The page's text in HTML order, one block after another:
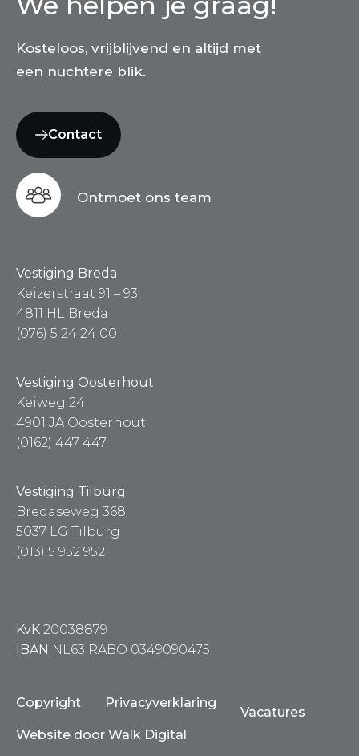
Kosteloos, vrijblijvend en altijd met
een nuchtere blik.
Contact
Ontmoet ons team
Vestiging Breda
Keizerstraat 91 – 93
4811 HL Breda
(076) 5 24 24 00
Vestiging Oosterhout
Keiweg 24
4901 JA Oosterhout
(0162) 447 447
Vestiging Tilburg
Bredaseweg 368
5037 LG Tilburg
(013) 5 952 952
KvK 20038879
IBAN NL63 RABO 0349090475
Copyright Privacyverklaring
Vacatures
Website door Walk Digital